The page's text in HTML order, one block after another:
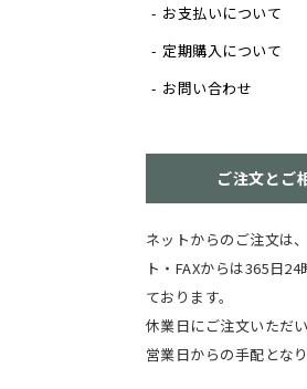
お支払いについて
定期購入について
お問い合わせ
ご注文とご
ネットからのご注文は
ト・FAXからは365日
ております。
休業日にご注文いただ
営業日からの手配となり